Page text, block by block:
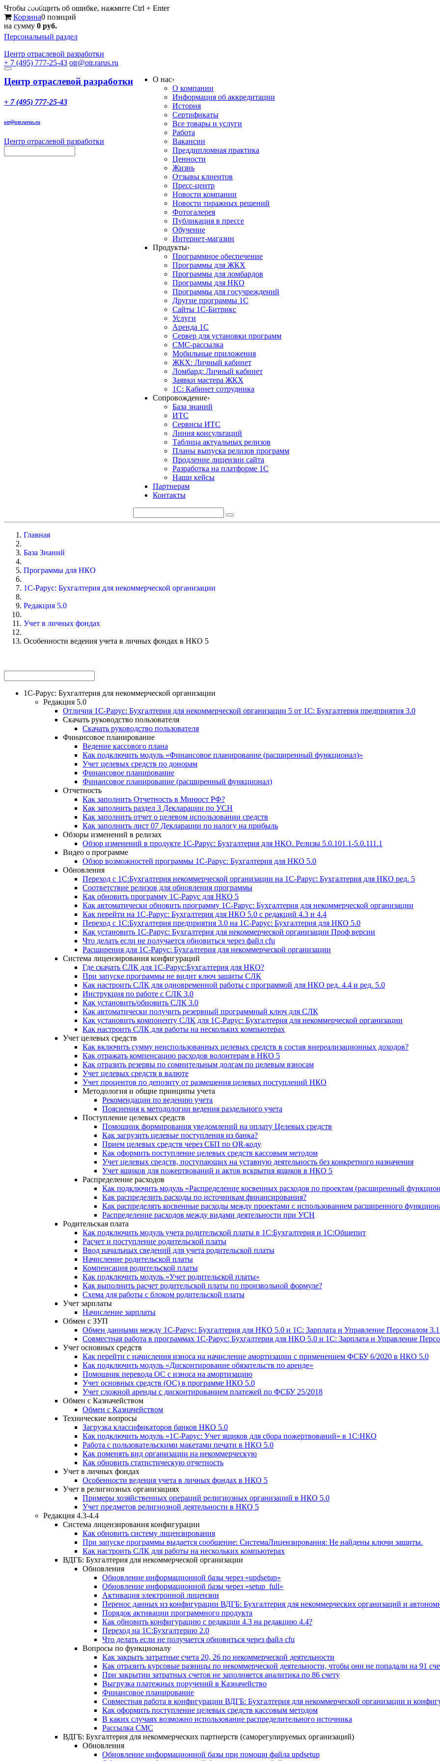
Чтобы сообщить об ошибке, нажмите Ctrl + Enter
Корзина0 позиций
на сумму 0 руб.
Персональный раздел
Центр отраслевой разработки
+ 7 (495) 777-25-43 otr@otr.rarus.ru
Toggle
navigation
Меню
Центр отраслевой разработки
+ 7 (495) 777-25-43
otr@otr.rarus.ru
Центр отраслевой разработки
О нас›
О компании
Информация об аккредитации
История
Сертификаты
Все товары и услуги
Работа
Вакансии
Преддипломная практика
Ценности
Жизнь
Отзывы клиентов
Пресс-центр
Новости компании
Новости тиражных решений
Фотогалерея
Публикация в прессе
Обучение
Интернет-магазин
Продукты›
Программное обеспечение
Программы для ЖКХ
Программы для ломбардов
Программы для НКО
Программы для госучреждений
Другие программы 1С
Сайты 1С-Битрикс
Услуги
Аренда 1С
Сервер для установки программ
СМС-рассылка
Мобильные приложения
ЖКХ: Личный кабинет
Ломбард: Личный кабинет
Заявки мастера ЖКХ
1С: Кабинет сотрудника
Сопровождение›
База знаний
ИТС
Сервисы ИТС
Линия консультаций
Таблица актуальных релизов
Планы выпуска релизов программ
Продление лицензии сайта
Разработка на платформе 1С
Наши кейсы
Партнерам
Контакты
Главная
База Знаний
Программы для НКО
1С-Рарус: Бухгалтерия для некоммерческой организации
Редакция 5.0
Учет в личных фондах
Особенности ведения учета в личных фондах в НКО 5
1С-Рарус: Бухгалтерия для некоммерческой организации
Редакция 5.0
Отличия 1С-Рарус: Бухгалтерия для некоммерческой организации 5 от 1С: Бухгалтерия предприятия 3.0
Скачать руководство пользователя
Скачать руководство пользователя
Финансовое планирование
Ведение кассового плана
Как подключить модуль «Финансовое планирование (расширенный функционал)»
Учет целевых средств по донорам
Финансовое планирование
Финансовое планирование (расширенный функционал)
Отчетность
Как заполнить Отчетность в Минюст РФ?
Как заполнить раздел 3 Декларации по УСН
Как заполнить отчет о целевом использовании средств
Как заполнить лист 07 Декларации по налогу на прибыль
Обзоры изменений в релизах
Обзор изменений в продукте 1С-Рарус: Бухгалтерия для НКО. Релизы 5.0.101.1-5.0.111.1
Видео о программе
Обзор возможностей программы 1С-Рарус: Бухгалтерия для НКО 5.0
Обновления
Переход с 1С:Бухгалтерия некоммерческой организации на 1С-Рарус: Бухгалтерия для НКО ред. 5
Соответствие релизов для обновления программы
Как обновить программу 1С-Рарус для НКО 5
Как автоматически обновить программу 1С-Рарус: Бухгалтерия для некоммерческой организации
Как перейти на 1С-Рарус: Бухгалтерия для НКО 5.0 с редакций 4.3 и 4.4
Переход с 1С:Бухгалтерия предприятия 3.0 на 1С-Рарус: Бухгалтерия для НКО 5.0
Как установить 1С-Рарус: Бухгалтерия для некоммерческой организации Проф версии
Что делать если не получается обновиться через файл cfu
Расширения для 1С-Рарус: Бухгалтерия для некоммерческой организации
Система лицензирования конфигураций
Где скачать СЛК для 1С-Рарус:Бухгалтерия для НКО?
При запуске программы не видит ключ защиты СЛК
Как настроить СЛК для одновременной работы с программой для НКО ред. 4.4 и ред. 5.0
Инструкция по работе с СЛК 3.0
Как установить/обновить СЛК 3.0
Как автоматически получить резервный программный ключ для СЛК
Как установить компоненту СЛК для 1С-Рарус: Бухгалтерия для некоммерческой организации
Как настроить СЛК для работы на нескольких компьютерах
Учет целевых средств
Как включить сумму неиспользованных целевых средств в состав внереализационных доходов?
Как отражать компенсацию расходов волонтерам в НКО 5
Как отразить резервы по сомнительным долгам по целевым взносам
Учет целевых средств в валюте
Учет процентов по депозиту от размещения целевых поступлений НКО
Методология и общие принципы учета
Рекомендации по ведению учета
Пояснения к методологии ведения раздельного учета
Поступление целевых средств
Помощник формирования уведомлений на оплату Целевых средств
Как загрузить целевые поступления из банка?
Прием целевых средств через СБП по QR-коду
Как оформить поступление целевых средств кассовым методом
Учет целевых средств, поступающих на уставную деятельность без конкретного назначения
Учет ящиков для пожертвований и актов вскрытия ящиков в НКО 5
Распределение расходов
Как подключить модуль «Распределение косвенных расходов по проектам (расширенный
Как распределить расходы по источникам финансирования?
Как распределять косвенные расходы между проектами с использованием расширенного
Распределение расходов между видами деятельности при УСН
Родительская плата
Как подключить модуль учета родительской платы в 1С:Бухгалтерия и 1С:Общепит
Расчет и поступление родительской платы
Ввод начальных сведений для учета родительской платы
Начисление родительской платы
Компенсация родительской платы
Как подключить модуль «Учет родительской платы»
Как выполнить расчет родительской платы по произвольной формуле?
Схема для работы с блоком родительской платы
Учет зарплаты
Начисление зарплаты
Обмен с ЗУП
Обмен данными между 1С-Рарус: Бухгалтерия для НКО 5.0 и 1С: Зарплата и Управление Персоналом 3.1
Совместная работа в программах 1С-Рарус: Бухгалтерия для НКО 5.0 и 1С: Зарплата и Управление
Учет основных средств
Как перейти с начисления износа на начисление амортизации с применением ФСБУ 6/2020 в НКО 5.0
Как подключить модуль «Дисконтирование обязательств по аренде»
Помощник перевода ОС с износа на амортизацию
Учет основных средств (ОС) в программе НКО 5.0
Учет сложной аренды с дисконтированием платежей по ФСБУ 25/2018
Обмен с Казначейством
Обмен с Казначейством
Технические вопросы
Загрузка классификаторов банков НКО 5.0
Как подключить модуль «1С-Рарус: Учет ящиков для сбора пожертвований» в 1С:НКО
Работа с пользовательскими макетами печати в НКО 5.0
Как поменять вид организации на некоммерческую
Как обновить статистическую отчетность
Учет в личных фондах
Особенности ведения учета в личных фондах в НКО 5
Учет в религиозных организациях
Примеры хозяйственных операций религиозных организаций в НКО 5.0
Учет предметов религиозной деятельности в НКО 5
Редакция 4.3-4.4
Система лицензирования конфигурации
Как обновить систему лицензирования
При запуске программы выдается сообщение: СистемаЛицензирования: Не найдены ключи защиты.
Как настроить СЛК для работы на нескольких компьютерах
ВДГБ: Бухгалтерия для некоммерческой организации
Обновления
Обновление информационной базы через «updsetup»
Обновление информационной базы через «setup_full»
Активация электронной лицензии
Перенос данных из конфигурации ВДГБ: Бухгалтерия для некоммерческих организаций и
Порядок активации программного продукта
Как обновить конфигурацию с редакции 4.3 на редакцию 4.4?
Переход на 1С:Бухгалтерию 2.0
Что делать если не получается обновиться через файл cfu
Вопросы по функционалу
Как закрыть затратные счета 20, 26 по некоммерческой деятельности
Как отразить курсовые разницы по некоммерческой деятельности, чтобы они не попадали на 91
При закрытии затратных счетов не заполняется аналитика по 86 счету
Выгрузка платежных поручений в Казначейство
Финансовое планирование
Совместная работа в конфигурации ВДГБ: Бухгалтерия для некоммерческой организации и
Как оформить поступление целевых средств кассовым методом
В каких случаях возможно использование распределительного источника
Рассылка СМС
ВДГБ: Бухгалтерия для некоммерческих партнерств (саморегулируемых организаций)
Обновления
Обновление информационной базы при помощи файла updsetup